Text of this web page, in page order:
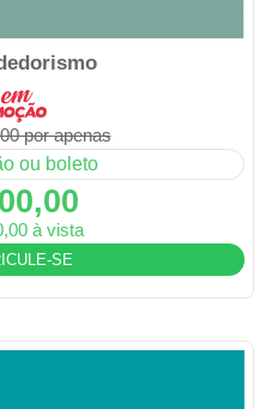
por apenas
ou boleto
à vista
SE